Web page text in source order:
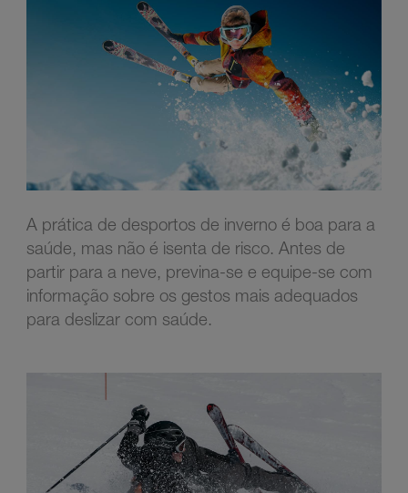
A prática de desportos de inverno é boa para a
saúde, mas não é isenta de risco. Antes de
partir para a neve, previna-se e equipe-se com
informação sobre os gestos mais adequados
para deslizar com saúde.